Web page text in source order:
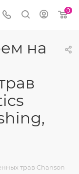
0
на
трав Chanson